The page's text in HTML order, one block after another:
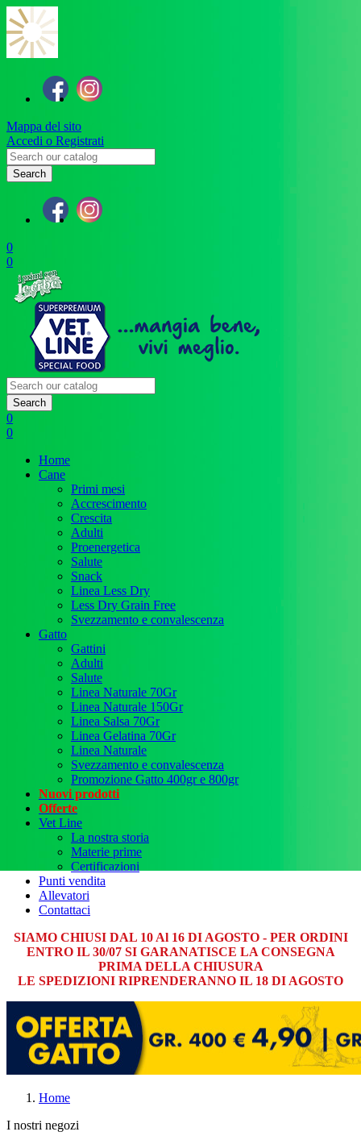
Mappa del sito
Accedi o Registrati
Search
0
0
Search
0
0
Home
Cane
Primi mesi
Accrescimento
Crescita
Adulti
Proenergetica
Salute
Snack
Linea Less Dry
Less Dry Grain Free
Svezzamento e convalescenza
Gatto
Gattini
Adulti
Salute
Linea Naturale 70Gr
Linea Naturale 150Gr
Linea Salsa 70Gr
Linea Gelatina 70Gr
Linea Naturale
Svezzamento e convalescenza
Promozione Gatto 400gr e 800gr
Nuovi prodotti
Offerte
Vet Line
La nostra storia
Materie prime
Certificazioni
Punti vendita
Allevatori
Contattaci
SIAMO CHIUSI DAL 10 Al 16 DI AGOSTO - PER ORDINI
ENTRO IL 30/07 SI GARANATISCE LA CONSEGNA
PRIMA DELLA CHIUSURA
LE SPEDIZIONI RIPRENDERANNO IL 18 DI AGOSTO
Home
I nostri negozi